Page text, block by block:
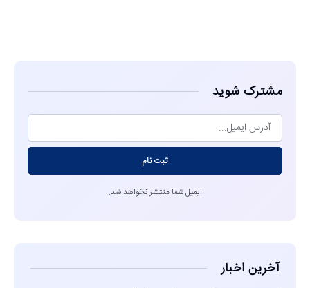
مشترک شوید
ثبت نام
ایمیل شما منتشر نخواهد شد.
آخرین اخبار